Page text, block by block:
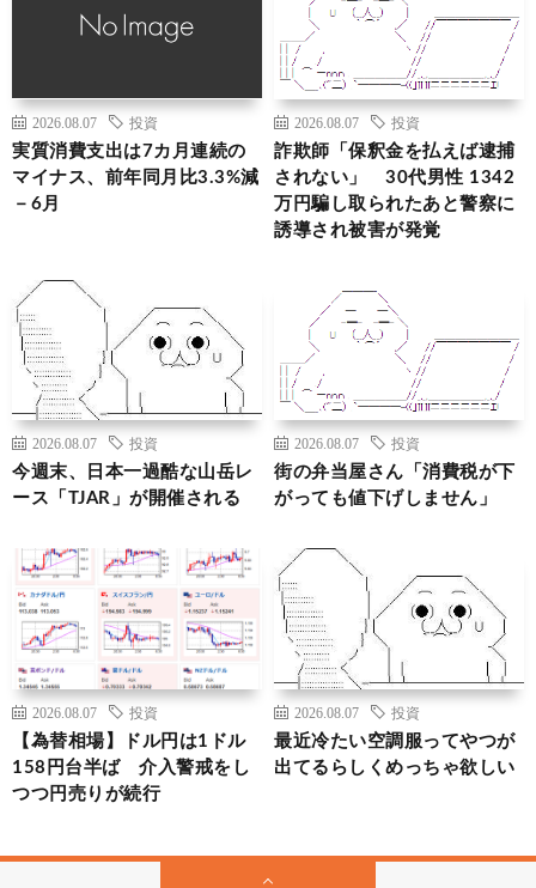
2026.08.07 投資
実質消費支出は7カ月連続の
マイナス、前年同月比3.3%減
－6月
2026.08.07 投資
詐欺師「保釈金を払えば逮捕
されない」 30代男性 1342
万円騙し取られたあと警察に
誘導され被害が発覚
2026.08.07 投資
今週末、日本一過酷な山岳レ
ース「TJAR」が開催される
2026.08.07 投資
街の弁当屋さん「消費税が下
がっても値下げしません」
2026.08.07 投資
【為替相場】ドル円は1ドル
158円台半ば 介入警戒をし
つつ円売りが続行
2026.08.07 投資
最近冷たい空調服ってやつが
出てるらしくめっちゃ欲しい